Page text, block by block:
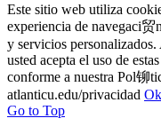
Este sitio web utiliza
experiencia de navegaci
y servicios
usted acepta el uso de
conforme a nuestra Pol铆
atlanticu.edu/privacidad Ok
Go to Top